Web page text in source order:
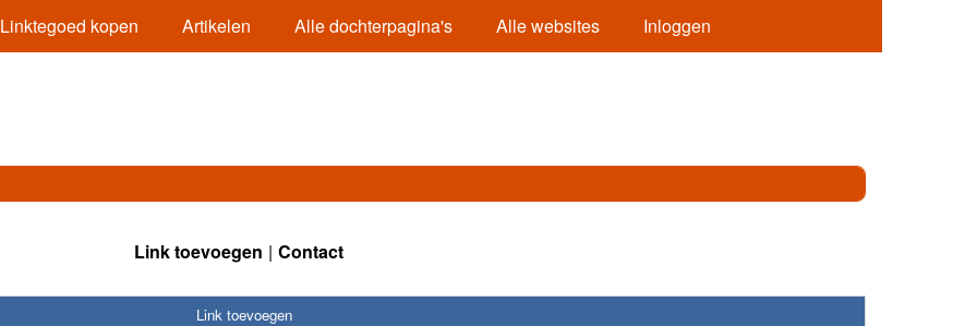
Linktegoed kopen Artikelen Alle dochterpagina's Alle websites Inloggen
Link toevoegen Contact
Link toevoegen